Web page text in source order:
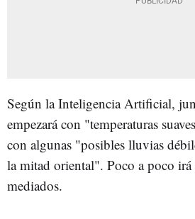
Según la Inteligencia Artificial,
empezará con "temperaturas
con algunas "posibles lluvias
la mitad oriental". Poco a poco
mediados.